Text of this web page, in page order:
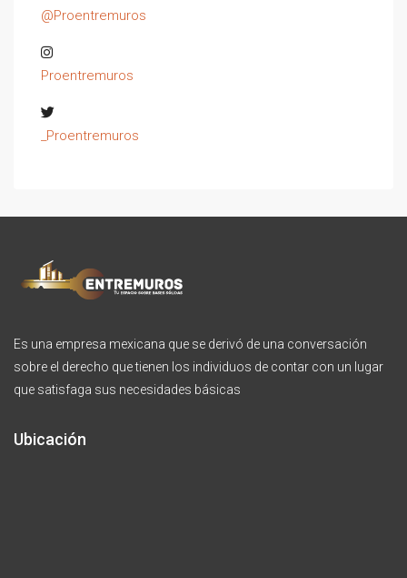
@Proentremuros
Proentremuros
_Proentremuros
Es una empresa mexicana que se derivó de una conversación
sobre el derecho que tienen los individuos de contar con un lugar
que satisfaga sus necesidades básicas
Ubicación